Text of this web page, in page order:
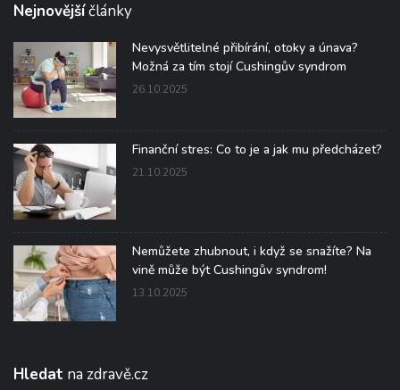
Nejnovějšíčlánky
Nevysvětlitelné přibírání, otoky a únava?
Možná za tím stojí Cushingův syndrom
26.10.2025
Finanční stres: Co to je a jak mu předcházet?
21.10.2025
Nemůžete zhubnout, i když se snažíte? Na
vině může být Cushingův syndrom!
13.10.2025
Hledat na zdravě.cz